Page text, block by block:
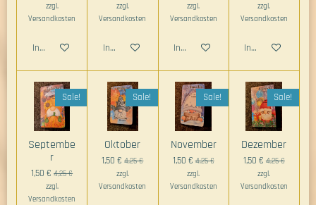
zzgl.
Versandkosten
In den Warenkorb
zzgl.
Versandkosten
In den Warenkorb
zzgl.
Versandkosten
In den Warenkorb
zzgl.
Versandkosten
In den Warenkorb
Sale!
Septembe
r
1,50 € 4,25 €
zzgl.
Versandkosten
Sale!
Oktober
1,50 € 4,25 €
zzgl.
Versandkosten
Sale!
November
1,50 € 4,25 €
zzgl.
Versandkosten
Sale!
Dezember
1,50 € 4,25 €
zzgl.
Versandkosten